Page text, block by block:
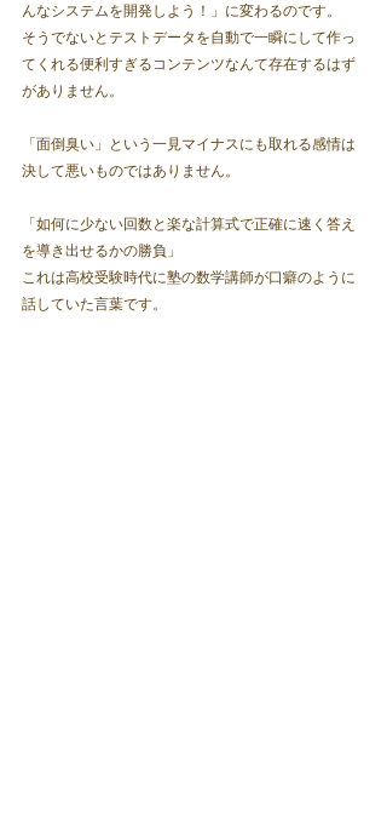
んなシステムを開発しよう！」に変わるのです。
そうでないとテストデータを自動で一瞬にして作っ
てくれる便利すぎるコンテンツなんて存在するはず
がありません。
「面倒臭い」という一見マイナスにも取れる感情は
決して悪いものではありません。
「如何に少ない回数と楽な計算式で正確に速く答え
を導き出せるかの勝負」
これは高校受験時代に塾の数学講師が口癖のように
話していた言葉です。